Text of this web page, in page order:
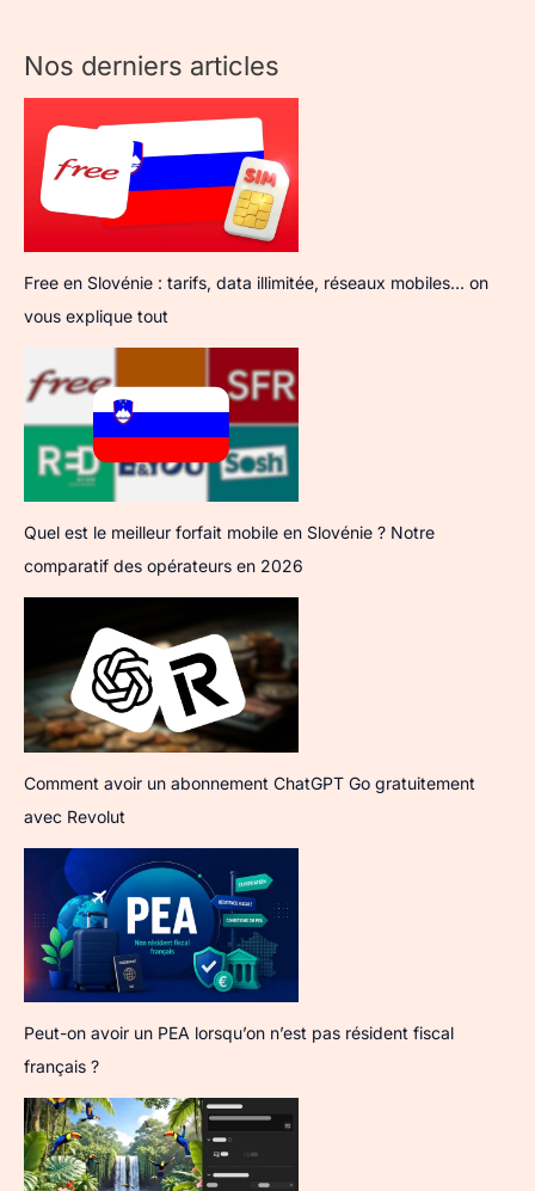
Nos derniers articles
Free en Slovénie : tarifs, data illimitée, réseaux mobiles… on
vous explique tout
Quel est le meilleur forfait mobile en Slovénie ? Notre
comparatif des opérateurs en 2026
Comment avoir un abonnement ChatGPT Go gratuitement
avec Revolut
Peut-on avoir un PEA lorsqu’on n’est pas résident fiscal
français ?